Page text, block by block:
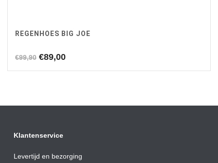
REGENHOES BIG JOE
€99,90 Oorspronkelijke
€89,00Huidige
Klantenservice
Levertijd en bezorging